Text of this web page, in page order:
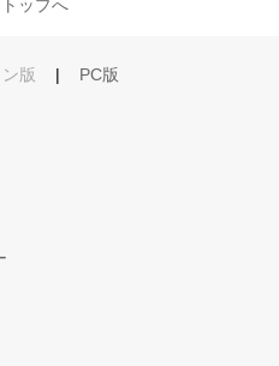
ップへ
版 | PC版